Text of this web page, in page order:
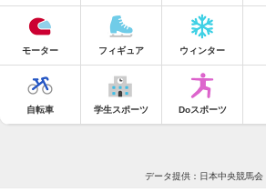
モーター フィギュア ウィンター
自転車 学生スポーツ Doスポーツ
データ提供：日本中央競馬会